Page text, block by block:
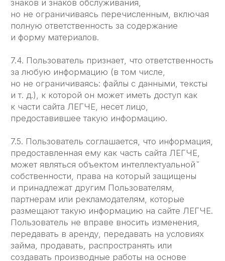
Ваше имя
Email
Ваш вопрос
Я прочитал(а)соглашение о конфиденциальностии
Я даю согласие на обработку своих
Сделать бизнес ЛЕГЧЕ